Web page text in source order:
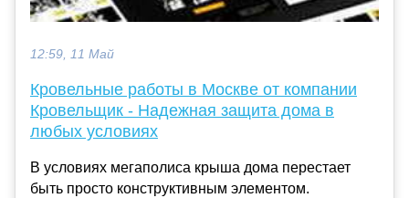
12:59, 11 Май
Кровельные работы в Москве от компании
Кровельщик - Надежная защита дома в
любых условиях
В условиях мегаполиса крыша дома перестает
быть просто конструктивным элементом.